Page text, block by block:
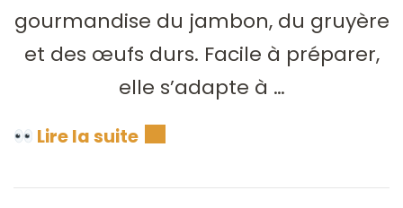
gourmandise du jambon, du gruyère
et des œufs durs. Facile à préparer,
elle s’adapte à …
Lire la suite